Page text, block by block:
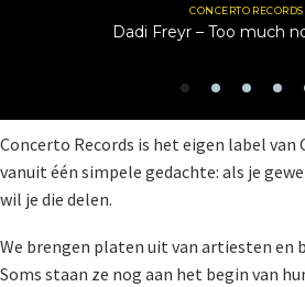
CONCERTO RECORDS
Dadi Freyr – Too much
Concerto Records is het eigen label van
vanuit één simpele gedachte: als je
wil je die delen.
We brengen platen uit van artiesten en
Soms staan ze nog aan het begin van